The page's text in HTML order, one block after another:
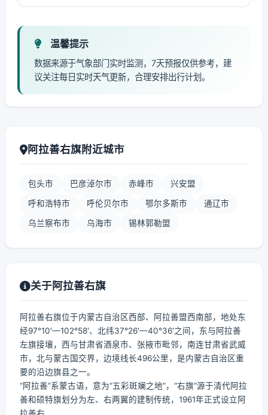
温馨提示
数据来源于气象部门实时监测，7天预报仅供参考，建
议关注每日实时天气更新，合理安排出行计划。
阿拉善右旗附近城市
包头市 巴彦淖尔市 赤峰市 兴安盟
呼和浩特市 呼伦贝尔市 鄂尔多斯市 通辽市
乌兰察布市 乌海市 锡林郭勒盟
关于阿拉善右旗
阿拉善右旗位于内蒙古自治区西部、阿拉善盟西南部，地处东
经97°10′—102°58′、北纬37°26′—40°36′之间，东与阿拉善
左旗接壤，西与甘肃省酒泉市、张掖市毗邻，南连甘肃省武威
市，北与蒙古国交界，边境线长496公里，是内蒙古自治区重
要的沿边旗县之一。
“阿拉善”系蒙古语，意为“五彩斑斓之地”，“右旗”源于清代阿拉
善和硕特旗划分为左、右两翼的建制传统，1961年正式设立阿